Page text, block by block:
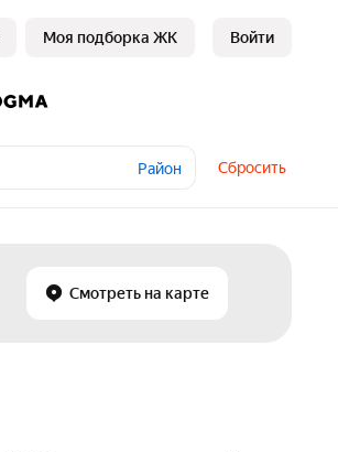
Моя подборка ЖК Войти
Район Сбросить
Смотреть на карте